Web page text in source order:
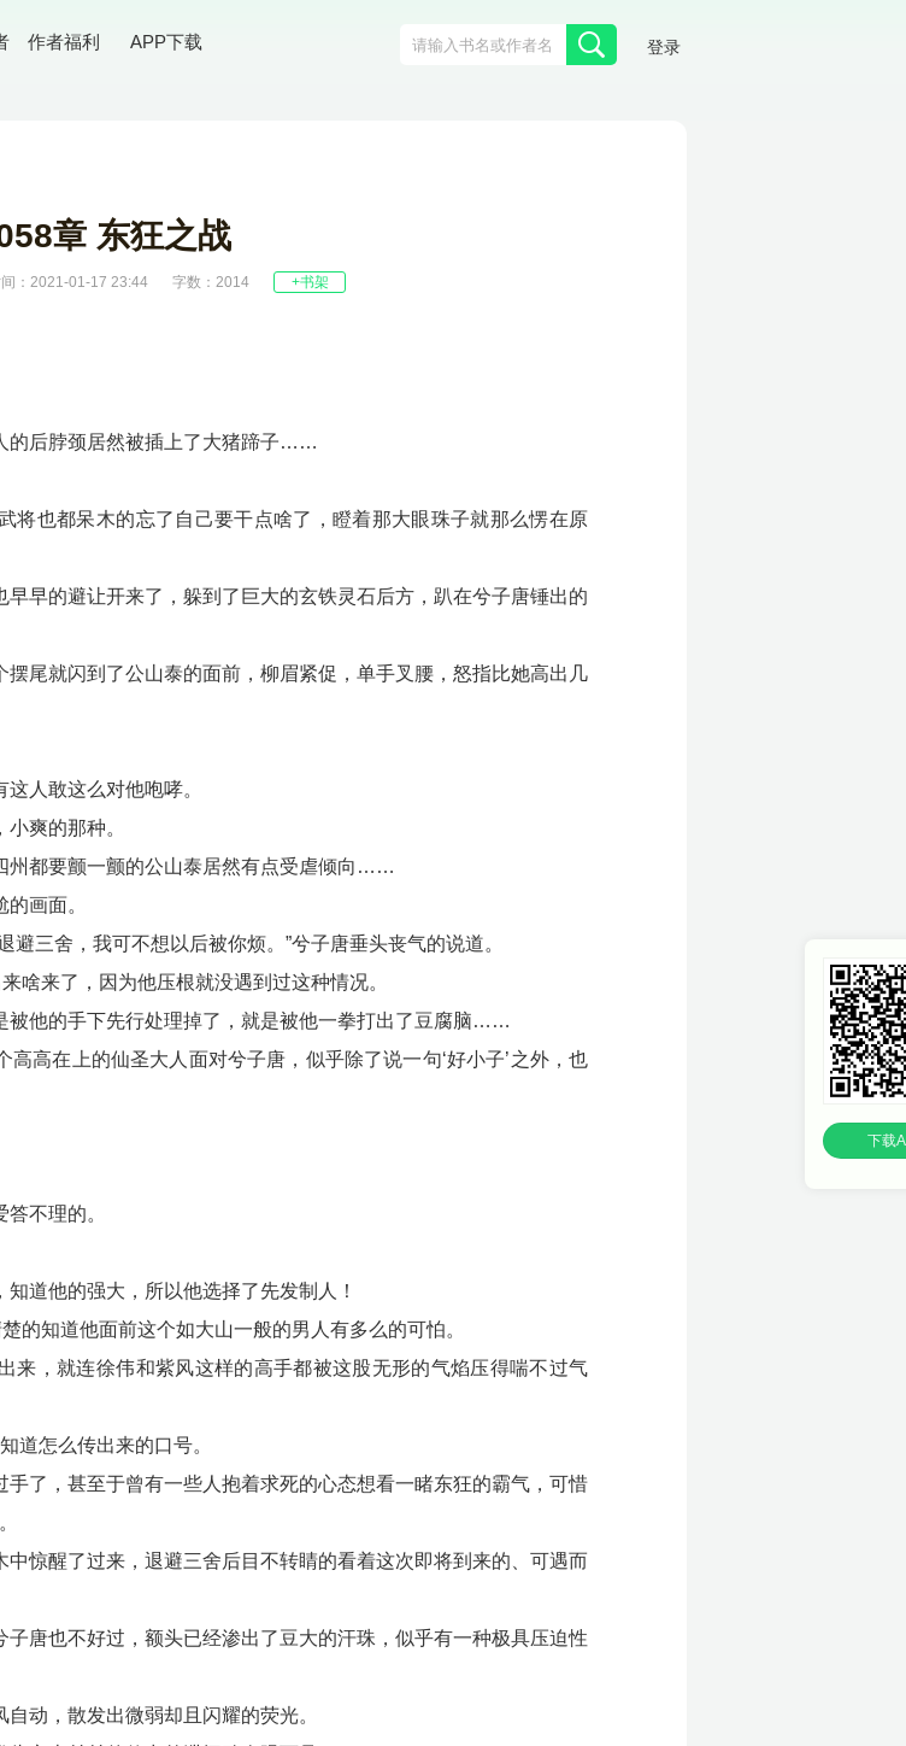
作者福利 APP下载 登录
章 东狂之战
：2021-01-17 23:44 字数：2014 +书架
的后脖颈居然被插上了大猪蹄子……
将也都呆木的忘了自己要干点啥了，瞪着那大眼珠子就那么愣在原
早的避让开来了，躲到了巨大的玄铁灵石后方，趴在兮子唐锤出的
尾就闪到了公山泰的面前，柳眉紧促，单手叉腰，怒指比她高出几
人敢这么对他咆哮。
爽的那种。
州都要颤一颤的公山泰居然有点受虐倾向……
画面。
三舍，我可不想以后被你烦。”兮子唐垂头丧气的说道。
啥来了，因为他压根就没遇到过这种情况。
被他的手下先行处理掉了，就是被他一拳打出了豆腐脑……
高在上的仙圣大人面对兮子唐，似乎除了说一句‘好小子’之外，也
不理的。
道他的强大，所以他选择了先发制人！
的知道他面前这个如大山一般的男人有多么的可怕。
来，就连徐伟和紫风这样的高手都被这股无形的气焰压得喘不过气
道怎么传出来的口号。
了，甚至于曾有一些人抱着求死的心态想看一睹东狂的霸气，可惜
惊醒了过来，退避三舍后目不转睛的看着这次即将到来的、可遇而
唐也不好过，额头已经渗出了豆大的汗珠，似乎有一种极具压迫性
动，散发出微弱却且闪耀的荧光。
下载